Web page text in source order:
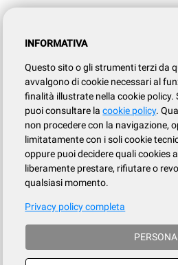
INFORMATIVA
Questo sito o gli strumenti terzi da
avvalgono di cookie necessari al
finalità illustrate nella cookie policy.
puoi consultare lacookie policy.
non procedere con la navigazione,
limitatamente con i soli cookie
oppure puoi decidere quali cookies
liberamente prestare, rifiutare o
qualsiasi momento.
Privacy policy completa